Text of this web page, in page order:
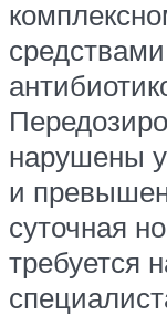
нарушены
и
суточная
требуется